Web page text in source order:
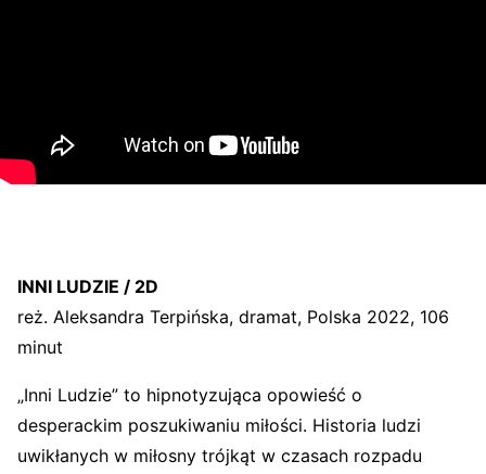
INNI LUDZIE / 2D
reż. Aleksandra Terpińska, dramat, Polska 2022, 106
minut
„Inni Ludzie” to hipnotyzująca opowieść o
desperackim poszukiwaniu miłości. Historia ludzi
uwikłanych w miłosny trójkąt w czasach rozpadu